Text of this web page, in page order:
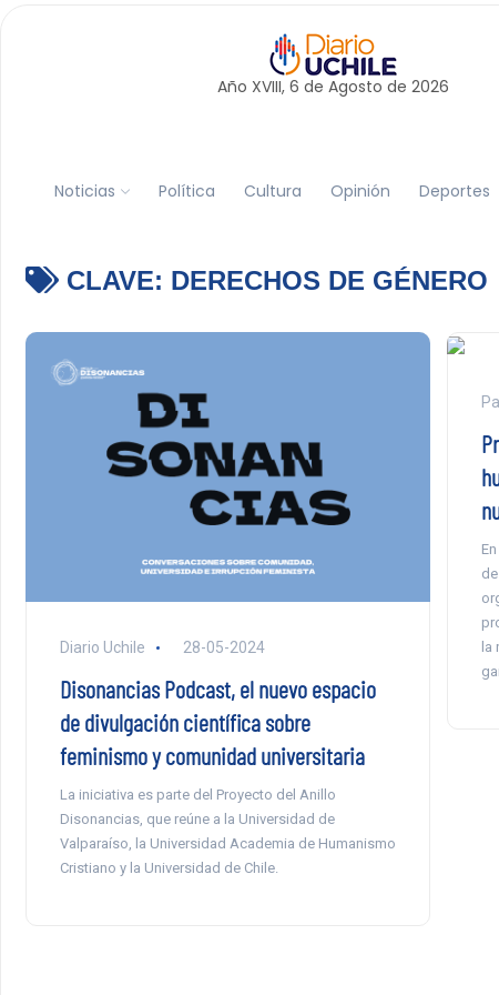
Año XVIII, 6 de Agosto de 2026
Noticias Política Cultura Opinión Deportes
CLAVE: DERECHOS DE GÉNERO
Diario Uchile 28-05-2024
Disonancias Podcast, el nuevo espacio
de divulgación científica sobre
feminismo y comunidad universitaria
La iniciativa es parte del Proyecto del Anillo
Disonancias, que reúne a la Universidad de
Valparaíso, la Universidad Academia de Humanismo
Cristiano y la Universidad de Chile.